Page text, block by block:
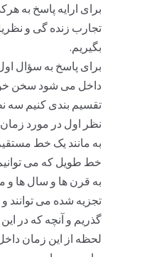
برای ارایه پاسخ به
بگیریم.
برای پاسخ به سؤال
داخل می شود سخن خود
تقسیم بندی کنیم سه
نظر اول در مورد
به مانند یک خط
خط طویل که می توانیم
به قرن ها و سال ها و
تجزیه شده می توانند و
گذریم و آنچه که در
لحظه از این زمان